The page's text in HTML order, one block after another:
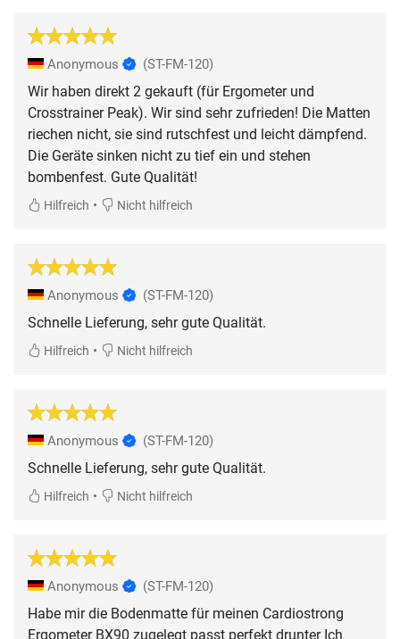
Anonymous (ST-FM-120)
Wir haben direkt 2 gekauft (für Ergometer und
Crosstrainer Peak). Wir sind sehr zufrieden! Die Matten
riechen nicht, sie sind rutschfest und leicht dämpfend.
Die Geräte sinken nicht zu tief ein und stehen
bombenfest. Gute Qualität!
Hilfreich • Nicht hilfreich
Anonymous (ST-FM-120)
Schnelle Lieferung, sehr gute Qualität.
Hilfreich • Nicht hilfreich
Anonymous (ST-FM-120)
Schnelle Lieferung, sehr gute Qualität.
Hilfreich • Nicht hilfreich
Anonymous (ST-FM-120)
Habe mir die Bodenmatte für meinen Cardiostrong
Ergometer BX90 zugelegt passt perfekt drunter Ich